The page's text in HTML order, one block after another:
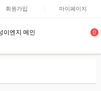
회원가입 마이페이지
0